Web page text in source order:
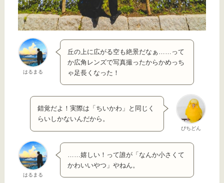
はるまる
丘の上に広がる空も絶景だなぁ……って
か広角レンズで写真撮ったからかめっち
ゃ足長くなった！
ぴちどん
錯覚だよ！実際は「ちいかわ」と同じく
らいしかないんだから。
はるまる
……嬉しい！って誰が「なんか小さくて
かわいいやつ」やねん。